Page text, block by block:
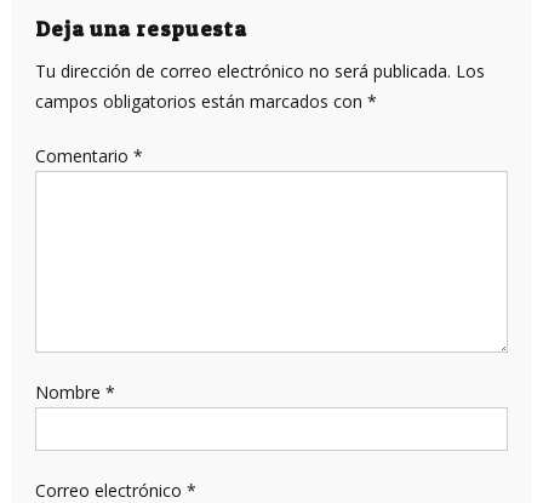
entradas
Deja una respuesta
Tu dirección de correo electrónico no será publicada. Los
campos obligatorios están marcados con *
Comentario *
Nombre *
Correo electrónico *